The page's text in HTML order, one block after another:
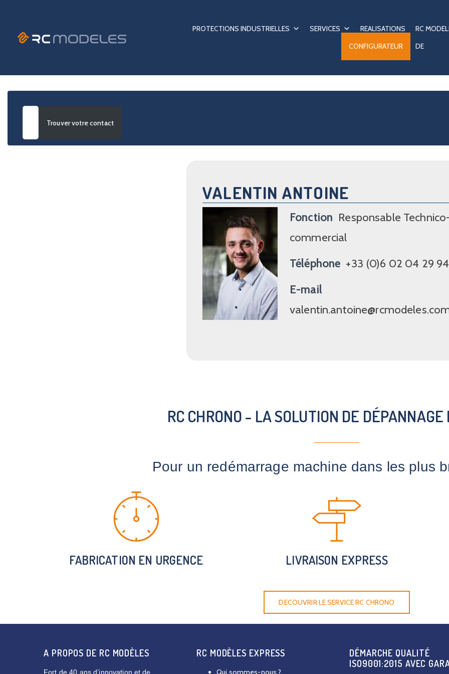
PROTECTIONS INDUSTRIELLES SERVICES REALISATIONS RC
CONFIGURATEUR
DE
VALENTIN ANTOINE
Fonction Responsable
commercial
Téléphone +33 (0)6 02 04 29 94
E-mail
RC CHRONO - LA SOLUTION DE DÉPANNAGE
Pour un redémarrage machine dans les plus
FABRICATION EN URGENCE LIVRAISON EXPRESS
DECOUVRIR LE SERVICE RC CHRONO
A PROPOS DE RC MODÈLES
Fort de 40 ans d’innovation et de
RC MODÈLES EXPRESS
Qui sommes-nous ?
DÉMARCHE QUALITÉ
ISO9001:2015 AVEC